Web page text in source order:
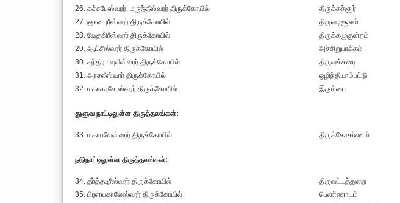
26. கச்சபேஸ்வரர், மருந்தீஸ்வரர் திருக்கோயில்
திருக்கச்சூர்
27. ஞானபுரீஸ்வரர் திருக்கோயில்
திருவடிசூலம்
28. வேதகிரீஸ்வரர் திருக்கோயில்
திருக்கழுகுன்றம்
29. ஆட்சீஸ்வரர் திருக்கோயில்
அச்சிறுபாக்கம்
30. சந்திரமவுலீஸ்வரர் திருக்கோயில்
திருவக்கரை
31. அரசலீஸ்வரர் திருக்கோயில்
ஒழிந்தியாம்பட்டு
32. மகாகாளேஸ்வரர் திருக்கோயில்
இரும்பை
துளுவ நாட்டிலுள்ள திருத்தலங்கள்:
33. மகாபலேஸ்வரர் திருக்கோயில் திருக்கோகர்ணம்
நடுநாட்டிலுள்ள திருத்தலங்கள்:
34. தீர்த்தபுரீஸ்வரர் திருக்கோயில் திருவட்டத்துறை
35. பிரளயகாலேஸ்வரர் திருக்கோயில்
பெண்ணாடம்